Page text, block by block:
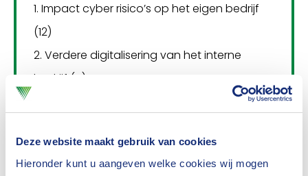
Deze website maakt gebruik van cookies
Hieronder kunt u aangeven welke cookies wij mogen
1. Impact cyber risico’s op het eigen bedrijf
(12)
2. Verdere digitalisering van het interne
bedrijf (4)
3. Aandacht voor de menselijke maat (2)
(10)
5. Aandacht voor schadelastbeheersing (3)